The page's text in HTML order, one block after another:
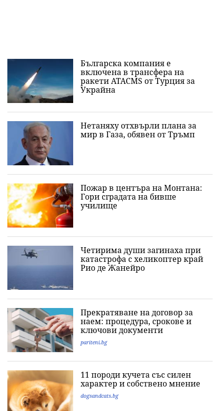
Българска компания е
включена в трансфера на
ракети ATACMS от Турция за
Украйна
Нетаняху отхвърли плана за
мир в Газа, обявен от Тръмп
Пожар в центъра на Монтана:
Гори сградата на бивше
училище
Четирима души загинаха при
катастрофа с хеликоптер край
Рио де Жанейро
Прекратяване на договор за
наем: процедура, срокове и
ключови документи
pariteni.bg
11 породи кучета със силен
характер и собствено мнение
dogsandcats.bg